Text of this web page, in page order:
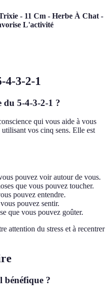
- 11 Cm - Herbe À Chat -
L'activité
4-3-2-1
du 5-4-3-2-1 ?
qui vous aide à vous
vos cinq sens. Elle est
pouvez voir autour de vous.
que vous pouvez toucher.
pouvez entendre.
pouvez sentir.
que vous pouvez goûter.
attention du stress et à recentrer
bénéfique ?